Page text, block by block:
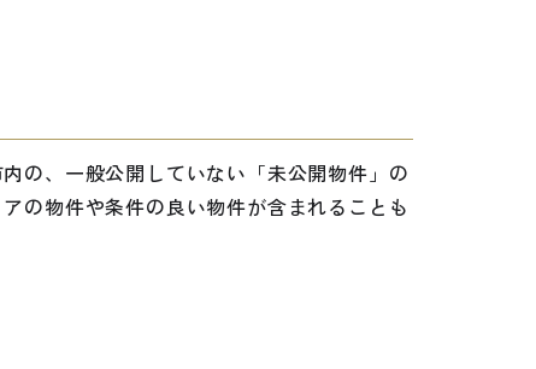
の、一般公開していない「未公開物件」の
の物件や条件の良い物件が含まれることも